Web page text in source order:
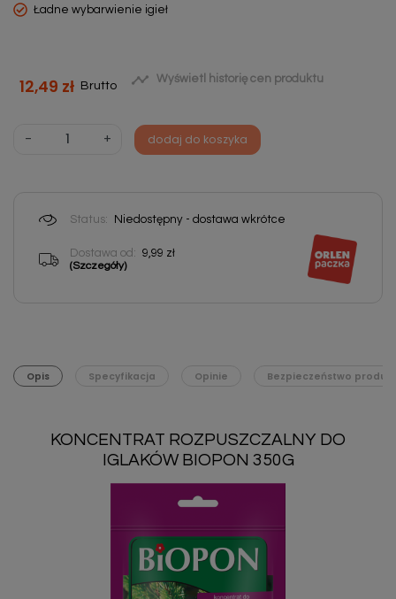
Ładne wybarwienie igieł
12,49 zł Brutto  Wyświetl historię cen produktu
- + dodaj do koszyka
Status: Niedostępny - dostawa wkrótce
Dostawa od: 9,99 zł
(Szczegóły)
Opis Specyfikacja Opinie Bezpieczeństwo
KONCENTRAT ROZPUSZCZALNY DO
IGLAKÓW BIOPON 350G